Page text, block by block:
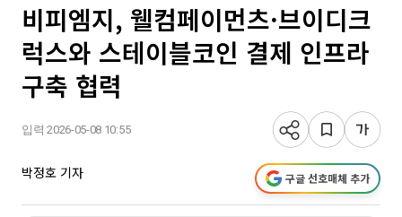
비피엠지, 웰컴페이먼츠·브이디크
럭스와 스테이블코인 결제 인프라
구축 협력
입력 2026-05-08 10:55
박정호 기자 구글 선호매체 추가